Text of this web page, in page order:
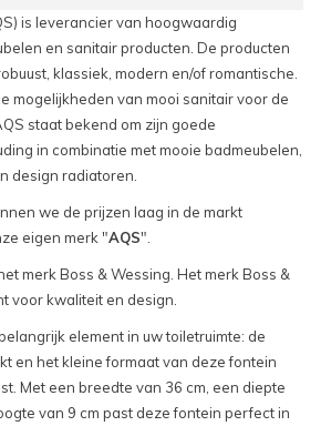
is leverancier van hoogwaardig
en sanitair producten. De producten
klassiek, modern en/of romantische.
mogelijkheden van mooi sanitair voor de
staat bekend om zijn goede
in combinatie met mooie badmeubelen,
design radiatoren.
we de prijzen laag in de markt
eigen merk "AQS".
merk Boss & Wessing. Het merk Boss &
voor kwaliteit en design.
element in uw toiletruimte: de
en het kleine formaat van deze fontein
Met een breedte van 36 cm, een diepte
van 9 cm past deze fontein perfect in